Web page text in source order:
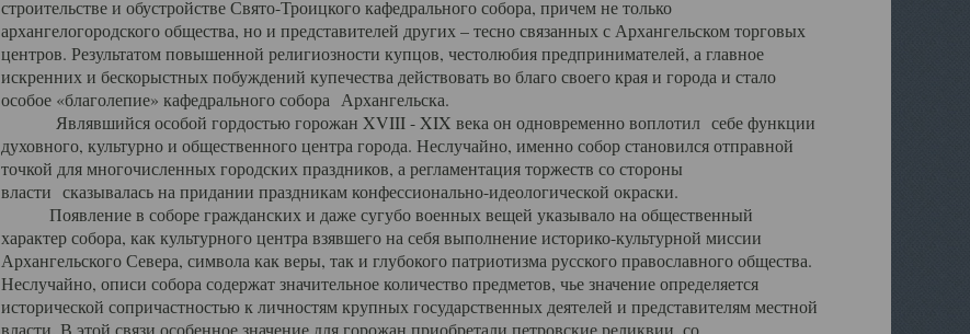
строительстве и обустройстве Свято-Троицкого кафедрального собора, причем не только
архангелогородского общества, но и представителей других – тесно связанных с Архангельском торговых
центров. Результатом повышенной религиозности купцов, честолюбия предпринимателей, а главное
искренних и бескорыстных побуждений купечества действовать во благо своего края и города и стало
особое «благолепие» кафедрального собора Архангельска.
Являвшийся особой гордостью горожан XVIII - XIX века он одновременно воплотил себе функции
духовного, культурно и общественного центра города. Неслучайно, именно собор становился отправной
точкой для многочисленных городских праздников, а регламентация торжеств со стороны
власти сказывалась на придании праздникам конфессионально-идеологической окраски.
Появление в соборе гражданских и даже сугубо военных вещей указывало на общественный
характер собора, как культурного центра взявшего на себя выполнение историко-культурной миссии
Архангельского Севера, символа как веры, так и глубокого патриотизма русского православного общества.
Неслучайно, описи собора содержат значительное количество предметов, чье значение определяется
исторической сопричастностью к личностям крупных государственных деятелей и представителям местной
власти. В этой связи особенное значение для горожан приобретали петровские реликвии, со